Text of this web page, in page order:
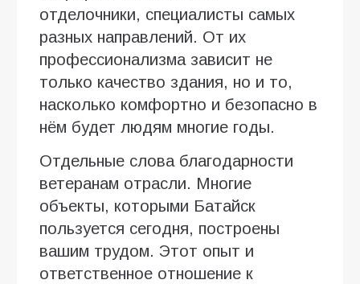
отделочники, специалисты самых
разных направлений. От их
профессионализма зависит не
только качество здания, но и то,
насколько комфортно и безопасно в
нём будет людям многие годы.
Отдельные слова благодарности
ветеранам отрасли. Многие
объекты, которыми Батайск
пользуется сегодня, построены
вашим трудом. Этот опыт и
ответственное отношение к